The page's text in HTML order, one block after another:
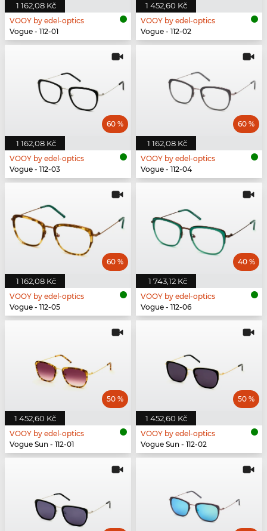
1 162,08 Kč
VOOY by edel-optics
Vogue - 112-01
1 452,60 Kč
VOOY by edel-optics
Vogue - 112-02
1 162,08 Kč
60 %
VOOY by edel-optics
Vogue - 112-03
1 162,08 Kč
60 %
VOOY by edel-optics
Vogue - 112-04
1 162,08 Kč
60 %
VOOY by edel-optics
Vogue - 112-05
1 743,12 Kč
40 %
VOOY by edel-optics
Vogue - 112-06
1 452,60 Kč
50 %
VOOY by edel-optics
Vogue Sun - 112-01
1 452,60 Kč
50 %
VOOY by edel-optics
Vogue Sun - 112-02